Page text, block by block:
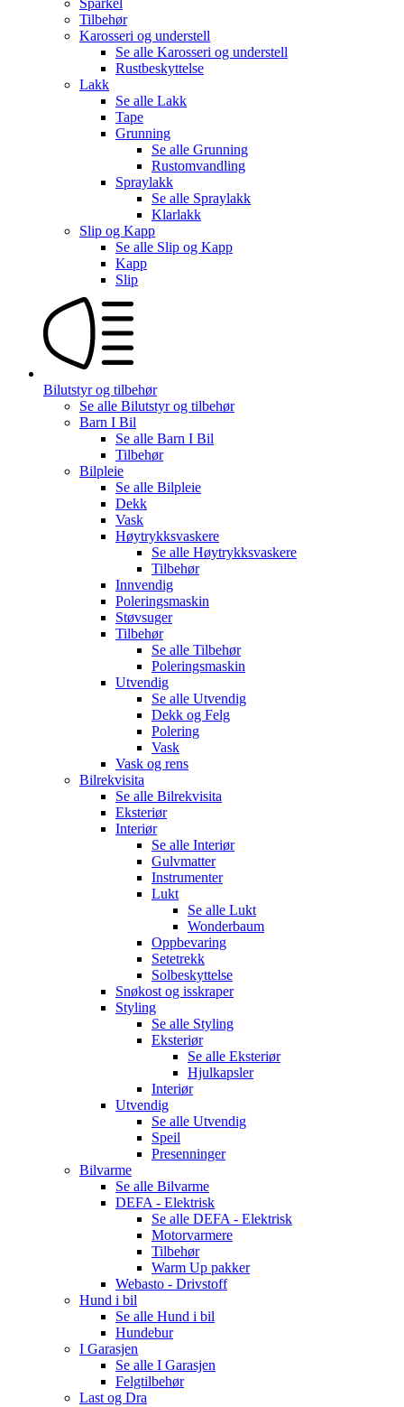
Tilbehør
Karosseri og understell
Se alle Karosseri og understell
Rustbeskyttelse
Lakk
Se alle Lakk
Tape
Grunning
Se alle Grunning
Rustomvandling
Spraylakk
Se alle Spraylakk
Klarlakk
Slip og Kapp
Se alle Slip og Kapp
Kapp
Slip
Bilutstyr og tilbehør
Se alle Bilutstyr og tilbehør
Barn I Bil
Se alle Barn I Bil
Tilbehør
Bilpleie
Se alle Bilpleie
Dekk
Vask
Høytrykksvaskere
Se alle Høytrykksvaskere
Tilbehør
Innvendig
Poleringsmaskin
Støvsuger
Tilbehør
Se alle Tilbehør
Poleringsmaskin
Utvendig
Se alle Utvendig
Dekk og Felg
Polering
Vask
Vask og rens
Bilrekvisita
Se alle Bilrekvisita
Eksteriør
Interiør
Se alle Interiør
Gulvmatter
Instrumenter
Lukt
Se alle Lukt
Wonderbaum
Oppbevaring
Setetrekk
Solbeskyttelse
Snøkost og isskraper
Styling
Se alle Styling
Eksteriør
Se alle Eksteriør
Hjulkapsler
Interiør
Utvendig
Se alle Utvendig
Speil
Presenninger
Bilvarme
Se alle Bilvarme
DEFA - Elektrisk
Se alle DEFA - Elektrisk
Motorvarmere
Tilbehør
Warm Up pakker
Webasto - Drivstoff
Hund i bil
Se alle Hund i bil
Hundebur
I Garasjen
Se alle I Garasjen
Felgtilbehør
Last og Dra